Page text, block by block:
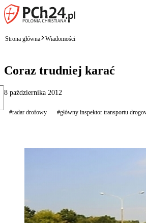
Strona główna Wiadomości
Coraz trudniej karać
8 października 2012
#radar drofowy #główny inspektor transportu